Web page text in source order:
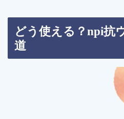
どう使える？npi抗
道